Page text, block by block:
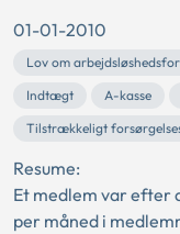
01-01-2010
Lov om
Indtægt
A-kasse
Tilstrækkeligt
Resume:
Et medlem var efter
per måned i